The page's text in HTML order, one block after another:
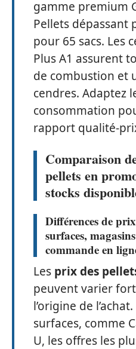
gamme premium
Pellets dépassant
pour 65 sacs. Les
Plus A1 assurent
de combustion et
cendres. Adaptez
consommation
rapport qualité-
Comparaison
pellets en
stocks
Différences de
surfaces,
commande en
Les prix des
peuvent varier
l’origine de
surfaces, comme
U, les offres les